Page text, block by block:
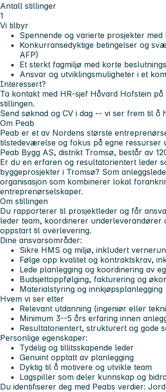
Antall stillinger
1
Vi tilbyr
Spennende og varierte prosjekter
Konkurransedyktige betingelser og
AFP)
Et sterkt fagmiljø med korte
Ansvar og utviklingsmuligheter i et
Interessert?
Ta kontakt med HR-sjef Håvard Hofstein på
stillingen.
Send søknad og CV i dag -- vi ser frem til å
Om Peab
Peab er et av Nordens største
tilstedeværelse og fokus på egne ressurser
Peab Bygg AS, distrikt Tromsø, består av
Er du en erfaren og resultatorientert leder
byggeprosjekter i Tromsø? Som
organisasjon som kombinerer lokal
entreprenørselskaper.
Om stillingen
Du rapporterer til prosjektleder og får
leder team, koordinerer
oppstart til overlevering.
Dine ansvarsområder:
Sikre HMS og miljø, inkludert
Følge opp kvalitet og kontraktskrav,
Lede planlegging og koordinering av
Budsjettoppfølging, fakturering og
Materialstyring og innkjøpsplanlegging
Hvem vi ser etter
Relevant utdanning (ingeniør eller
Minimum 3--5 års erfaring innen
Resultatorientert, strukturert og gode
Personlige egenskaper:
Tydelig og tillitsskapende leder
Genuint opptatt av planlegging
Dyktig til å motivere og utvikle team
Lagspiller som deler kunnskap og
Du identifiserer deg med Peabs verdier: